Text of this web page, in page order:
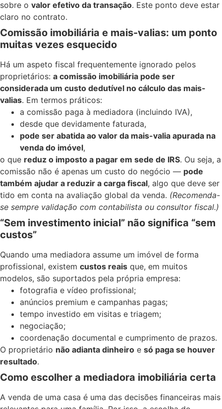
sobre o valor efetivo da transação. Este ponto deve estar
claro no contrato.
Comissão imobiliária e mais-valias: um ponto
muitas vezes esquecido
Há um aspeto fiscal frequentemente ignorado pelos
proprietários: a comissão imobiliária pode ser
considerada um custo dedutível no cálculo das mais-
valias. Em termos práticos:
a comissão paga à mediadora (incluindo IVA),
desde que devidamente faturada,
pode ser abatida ao valor da mais-valia apurada na
venda do imóvel,
o que reduz o imposto a pagar em sede de IRS. Ou seja, a
comissão não é apenas um custo do negócio — pode
também ajudar a reduzir a carga fiscal, algo que deve ser
tido em conta na avaliação global da venda. (Recomenda-
se sempre validação com contabilista ou consultor fiscal.)
“Sem investimento inicial” não significa “sem
custos”
Quando uma mediadora assume um imóvel de forma
profissional, existem custos reais que, em muitos
modelos, são suportados pela própria empresa:
fotografia e vídeo profissional;
anúncios premium e campanhas pagas;
tempo investido em visitas e triagem;
negociação;
coordenação documental e cumprimento de prazos.
O proprietário não adianta dinheiro e só paga se houver
resultado.
Como escolher a mediadora imobiliária certa
A venda de uma casa é uma das decisões financeiras mais